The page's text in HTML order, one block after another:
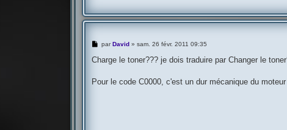
M
s
g
parDavid »sam. 26 févr. 2011 09:35
Charge le toner??? je dois traduire par Changer le
Pour le code C0000, c'est un dur mécanique du